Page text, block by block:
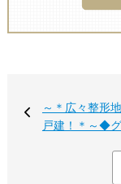
～＊広々整形
戸建！＊～◆